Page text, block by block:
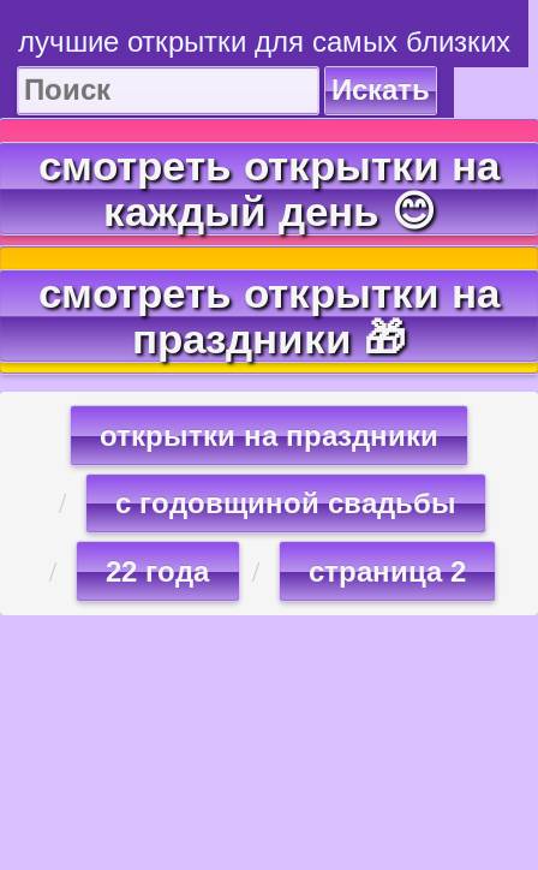
лучшие открытки для самых близких
Искать
смотреть открытки на
каждый день 😊
смотреть открытки на
праздники 🎁
открытки на праздники
с годовщиной свадьбы
22 года страница 2